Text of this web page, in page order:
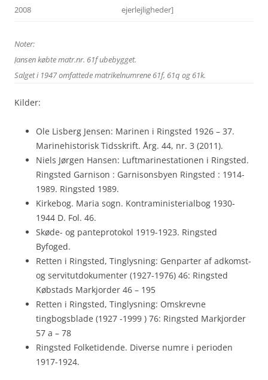
2008
ejerlejligheder]
Noter:
Jansen købte matr.nr. 61f ubebygget.
Salget i 1947 omfattede matrikelnumrene 61f, 61q og 61k.
Kilder:
Ole Lisberg Jensen: Marinen i Ringsted 1926 – 37.
Marinehistorisk Tidsskrift. Årg. 44, nr. 3 (2011).
Niels Jørgen Hansen: Luftmarinestationen i Ringsted.
Ringsted Garnison : Garnisonsbyen Ringsted : 1914-
1989. Ringsted 1989.
Kirkebog. Maria sogn. Kontraministerialbog 1930-
1944 D. Fol. 46.
Skøde- og panteprotokol 1919-1923. Ringsted
Byfoged.
Retten i Ringsted, Tinglysning: Genparter af adkomst-
og servitutdokumenter (1927-1976) 46: Ringsted
Købstads Markjorder 46 – 195
Retten i Ringsted, Tinglysning: Omskrevne
tingbogsblade (1927 -1999 ) 76: Ringsted Markjorder
57 a – 78
Ringsted Folketidende. Diverse numre i perioden
1917-1924.